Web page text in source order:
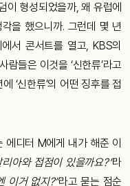
이 형성되었을까, 왜 유럽에
을 했으니까. 그런데 몇 년
서 콘서트를 열고, KBS의
들은 이것을 ‘신한류’라고
‘신한류’의 어떤 징후를 접
에디터 M에게 내가 해준 이
아와 접점이 있을까요?”라
이거 없지?”라고 묻는 점순